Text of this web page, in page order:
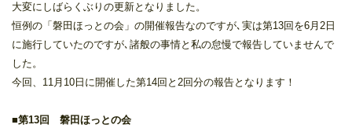
大変にしばらくぶりの更新となりました。
恒例の「磐田ほっとの会」の開催報告なのですが､実は第13回を6月2日
に施行していたのですが､諸般の事情と私の怠慢で報告していませんで
した。
今回、11月10日に開催した第14回と2回分の報告となります！
■第13回 磐田ほっとの会